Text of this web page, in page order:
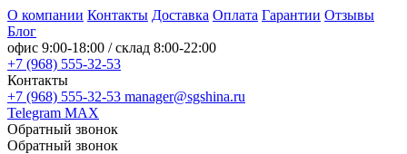
О компании Контакты Доставка Оплата Гарантии Отзывы
Блог
офис 9:00-18:00 / склад 8:00-22:00
+7 (968) 555-32-53
Контакты
+7 (968) 555-32-53 manager@sgshina.ru
Telegram MAX
Обратный звонок
Обратный звонок